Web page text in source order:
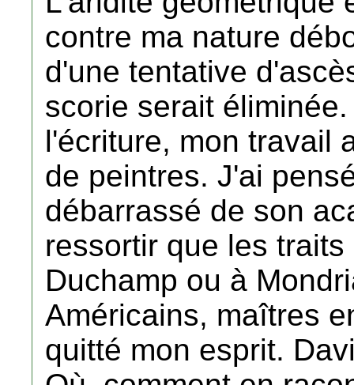
contre ma nature
d'une tentative
scorie serait
l'écriture, mon travail
de peintres. J'ai
débarrassé de son
ressortir que les
Duchamp ou à
Américains, maîtres
quitté mon esprit.